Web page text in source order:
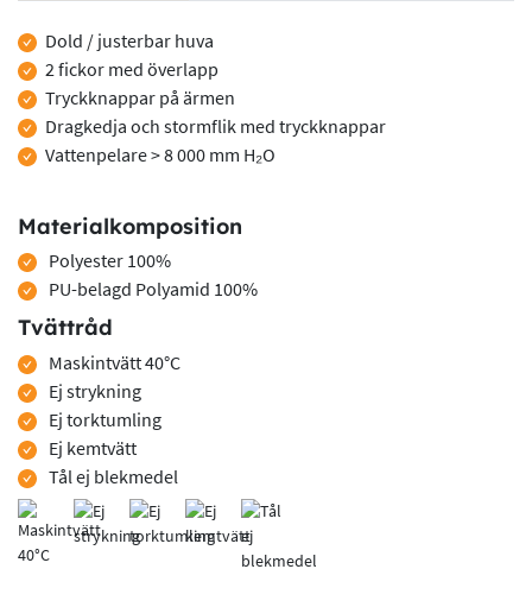
Produktinformation
Dold / justerbar huva
2 fickor med överlapp
Tryckknappar på ärmen
Dragkedja och stormflik med tryckknappar
Vattenpelare > 8 000 mm H₂O
Materialkomposition
Polyester 100%
PU-belagd Polyamid 100%
Tvättråd
Maskintvätt 40°C
Ej strykning
Ej torktumling
Ej kemtvätt
Tål ej blekmedel